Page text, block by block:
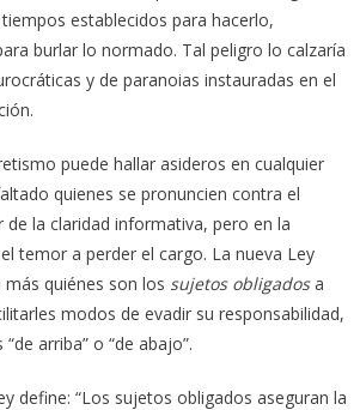
establecidos para hacerlo,
burlar lo normado. Tal peligro lo calzaría
y de paranoias instauradas en el
puede hallar asideros en cualquier
quienes se pronuncien contra el
la claridad informativa, pero en la
temor a perder el cargo. La nueva Ley
quiénes son los sujetos obligadosa
modos de evadir su responsabilidad,
arriba” o “de abajo”.
define: “Los sujetos obligados aseguran la